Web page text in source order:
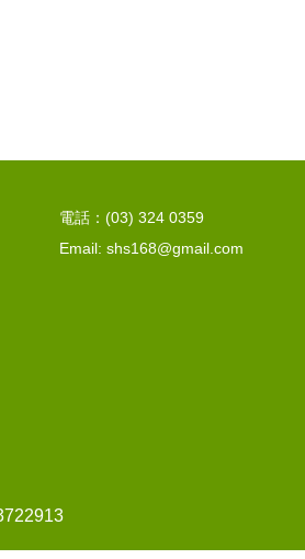
電話：(03) 324 0359
Email: shs168@gmail.com